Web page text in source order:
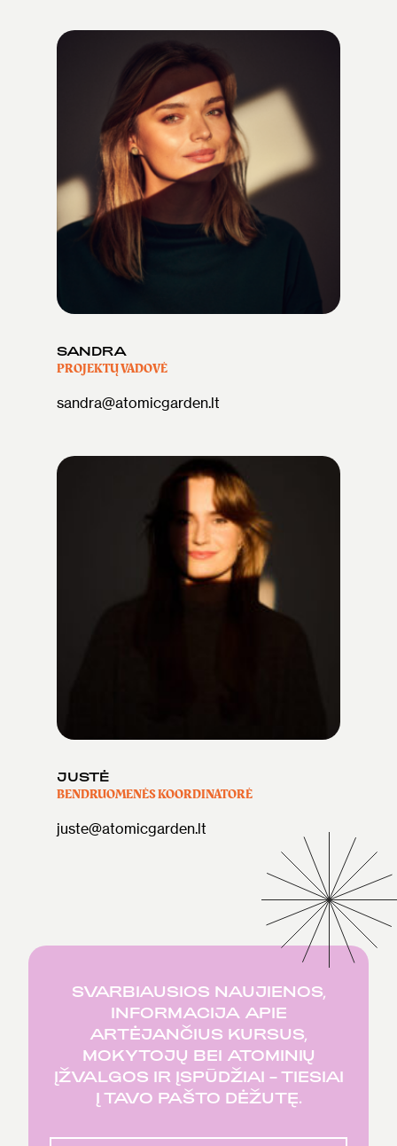
SANDRA
PROJEKTŲ VADOVĖ
sandra@atomicgarden.lt
JUSTĖ
BENDRUOMENĖS KOORDINATORĖ
juste@atomicgarden.lt
SVARBIAUSIOS NAUJIENOS,
INFORMACIJA APIE
ARTĖJANČIUS KURSUS,
MOKYTOJŲ BEI ATOMINIŲ
ĮŽVALGOS IR ĮSPŪDŽIAI – TIESIAI
Į TAVO PAŠTO DĖŽUTĘ.